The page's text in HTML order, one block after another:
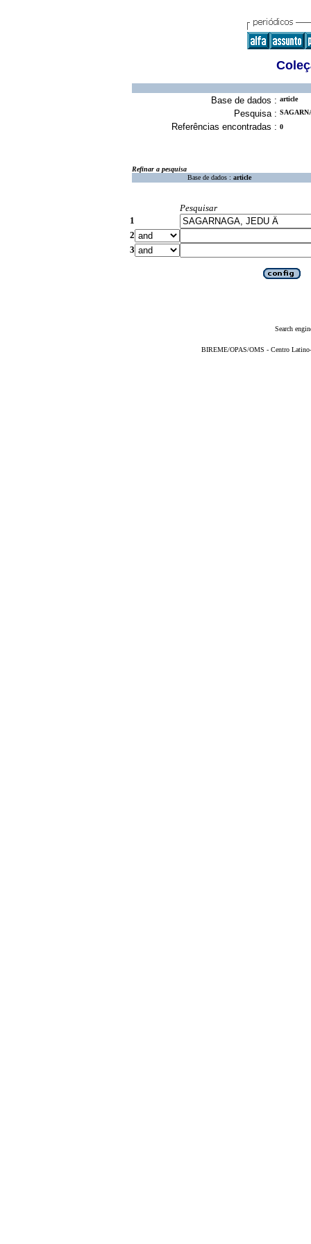
Base de dados : article
Pesquisa :
Referências encontradas : 0
Refinar a pesquisa
Base de dados : article
Pesquisar
1
2
3
Search
BIREME/OPAS/OMS - Centro Latino-